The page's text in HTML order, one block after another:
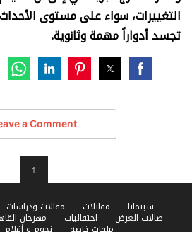
التغييرات، سواء على مستوى
تجسد أدواراً مهمة وثانوية.
a Comment
↑
سينمانا مقابلات مقالات ودراسات
صالات العرض احتفاليات مهرجان